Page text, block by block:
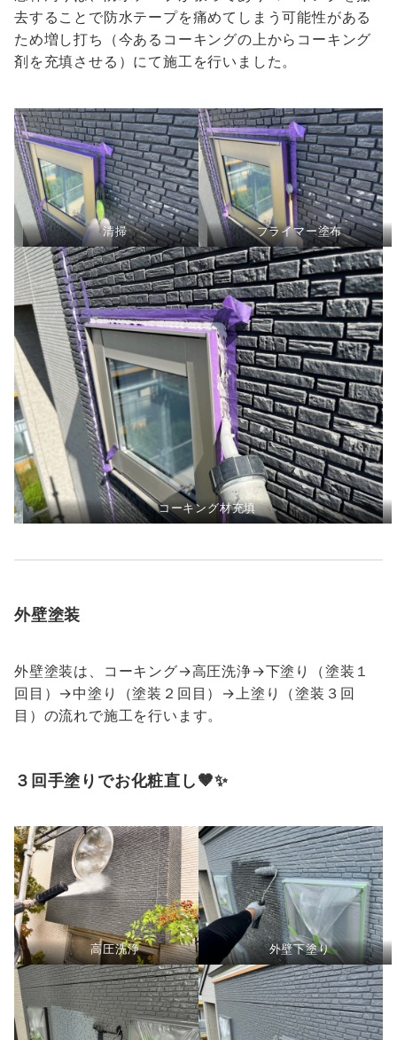
去することで防水テープを痛めてしまう可能性がある
ため増し打ち（今あるコーキングの上からコーキング
剤を充填させる）にて施工を行いました。
清掃 プライマー塗布
コーキング材充填
外壁塗装
外壁塗装は、コーキング→高圧洗浄→下塗り（塗装１
回目）→中塗り（塗装２回目）→上塗り（塗装３回
目）の流れで施工を行います。
３回手塗りでお化粧直し🤎✨
高圧洗浄 外壁下塗り